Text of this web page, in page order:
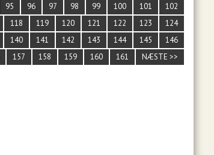
95 96 97 98 99 100 101
102
118 119 120 121 122 123
124
140 141 142 143 144 145
146
157 158 159 160 161 NÆSTE >>